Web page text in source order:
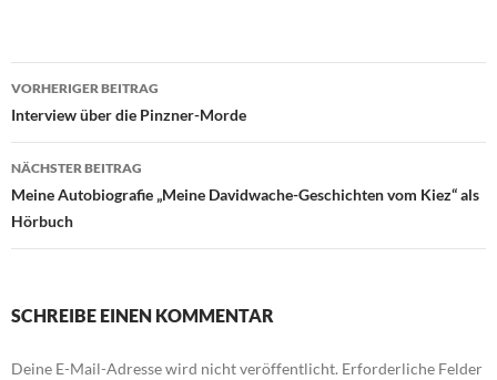
Beitragsnavigation
VORHERIGER BEITRAG
Interview über die Pinzner-Morde
NÄCHSTER BEITRAG
Meine Autobiografie „Meine Davidwache-Geschichten vom Kiez“ als
Hörbuch
SCHREIBE EINEN KOMMENTAR
Deine E-Mail-Adresse wird nicht veröffentlicht. Erforderliche Felder